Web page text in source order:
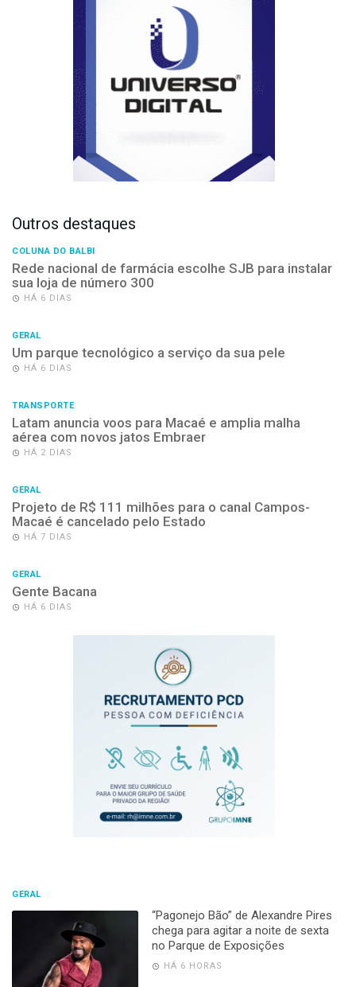
Outros destaques
COLUNA DO BALBI
Rede nacional de farmácia escolhe SJB para instalar
sua loja de número 300
HÁ 6 DIAS
GERAL
Um parque tecnológico a serviço da sua pele
HÁ 6 DIAS
TRANSPORTE
Latam anuncia voos para Macaé e amplia malha
aérea com novos jatos Embraer
HÁ 2 DIAS
GERAL
Projeto de R$ 111 milhões para o canal Campos-
Macaé é cancelado pelo Estado
HÁ 7 DIAS
GERAL
Gente Bacana
HÁ 6 DIAS
GERAL
“Pagonejo Bão” de Alexandre Pires
chega para agitar a noite de sexta
no Parque de Exposições
HÁ 6 HORAS